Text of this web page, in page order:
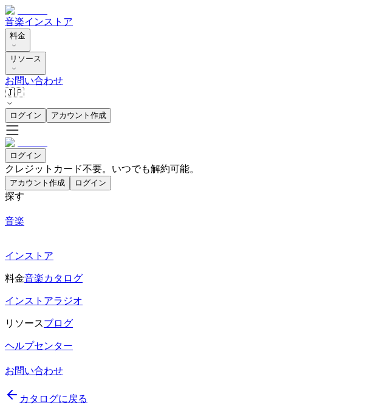
音楽インストア
料金
リソース
お問い合わせ
🇯🇵
ログイン アカウント作成
ログイン
クレジットカード不要。いつでも解約可能。
アカウント作成 ログイン
探す
音楽
インストア
料金音楽カタログ
インストアラジオ
リソースブログ
ヘルプセンター
お問い合わせ
カタログに戻る